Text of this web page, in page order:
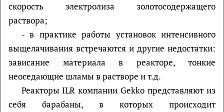
скорость электролиза золотосодержащего
раствора;
- в практике работы установок интенсивного
выщелачивания встречаются и другие недостатки:
зависание материала в реакторе, тонкие
неоседающие шламы в растворе и т.д.
Реакторы ILR компании Gekko представляют из
себя барабаны, в которых происходит